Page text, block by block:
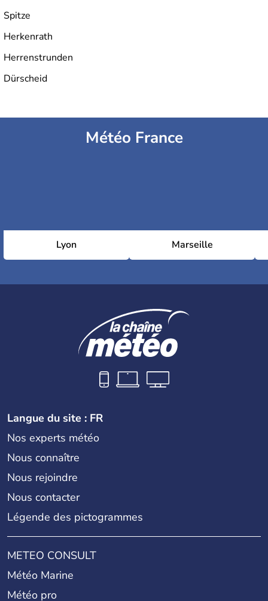
Spitze
Herkenrath
Herrenstrunden
Dürscheid
Météo France
Lyon Marseille
Langue du site : FR
Nos experts météo
Nous connaître
Nous rejoindre
Nous contacter
Légende des pictogrammes
METEO CONSULT
Météo Marine
Météo pro